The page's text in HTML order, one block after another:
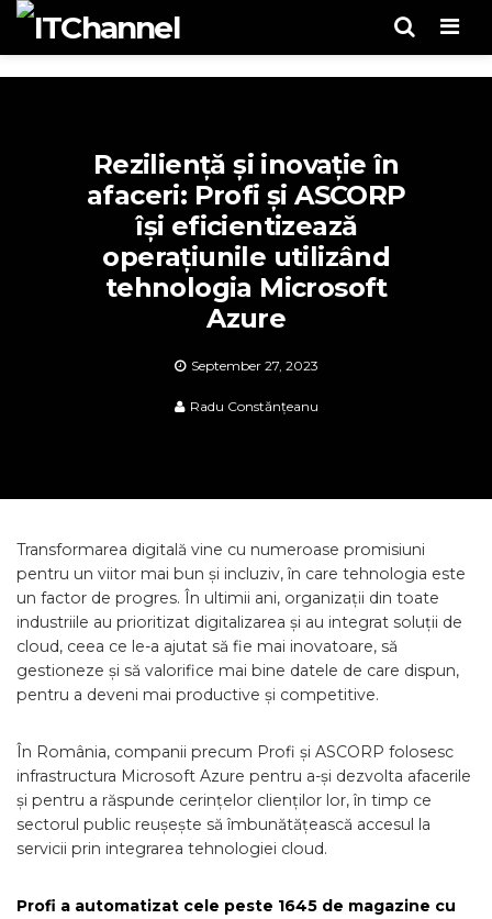
Reziliență și inovație în
afaceri: Profi și ASCORP
își eficientizează
operațiunile utilizând
tehnologia Microsoft
Azure
September 27, 2023
Radu Constănțeanu
Transformarea digitală vine cu numeroase promisiuni
pentru un viitor mai bun și incluziv, în care tehnologia este
un factor de progres. În ultimii ani, organizații din toate
industriile au prioritizat digitalizarea și au integrat soluții de
cloud, ceea ce le-a ajutat să fie mai inovatoare, să
gestioneze și să valorifice mai bine datele de care dispun,
pentru a deveni mai productive și competitive.
În România, companii precum Profi și ASCORP folosesc
infrastructura Microsoft Azure pentru a-și dezvolta afacerile
și pentru a răspunde cerințelor clienților lor, în timp ce
sectorul public reușește să îmbunătățească accesul la
servicii prin integrarea tehnologiei cloud.
Profi a automatizat cele peste 1645 de magazine cu